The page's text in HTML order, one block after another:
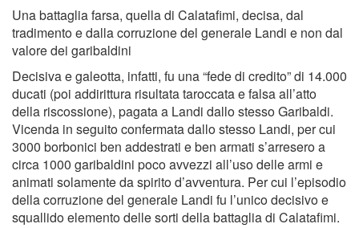
Una battaglia farsa, quella di Calatafimi, decisa, dal
tradimento e dalla corruzione del generale Landi e non dal
valore dei garibaldini
Decisiva e galeotta, infatti, fu una “fede di credito” di 14.000
ducati (poi addirittura risultata taroccata e falsa all’atto
della riscossione), pagata a Landi dallo stesso Garibaldi.
Vicenda in seguito confermata dallo stesso Landi, per cui
3000 borbonici ben addestrati e ben armati s’arresero a
circa 1000 garibaldini poco avvezzi all’uso delle armi e
animati solamente da spirito d’avventura. Per cui l’episodio
della corruzione del generale Landi fu l’unico decisivo e
squallido elemento delle sorti della battaglia di Calatafimi.